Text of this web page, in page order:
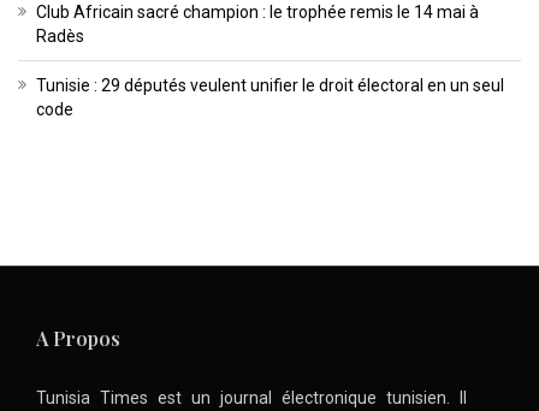
Club Africain sacré champion : le trophée remis le 14 mai à
Radès
Tunisie : 29 députés veulent unifier le droit électoral en un seul
code
A Propos
Tunisia Times est un journal électronique tunisien. Il